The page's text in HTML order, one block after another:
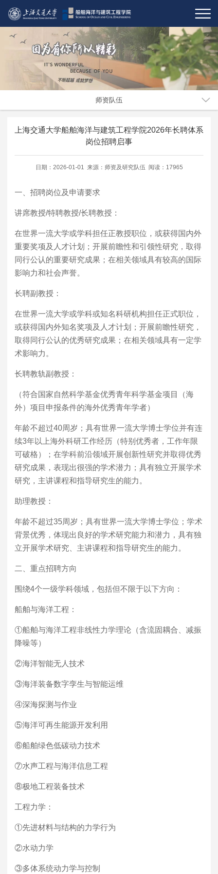
师资队伍
上海交通大学船舶海洋与建筑工程学院2026年长聘体系
岗位招聘启事
日期：2026-01-01 来源：师资及研究队伍 阅读：17965
一、招聘岗位及申请要求
讲席教授/特聘教授/长聘教授：
在世界一流大学或学科担任正教授职位，或获得国内外
重要奖项及人才计划；开展前瞻性和引领性研究，取得
同行公认的重要研究成果；在相关领域具有较高的国际
影响力和社会声誉。
长聘副教授：
在世界一流大学或学科或知名科研机构担任正式职位，
或获得国内外知名奖项及人才计划；开展前瞻性研究，
取得同行公认的优秀研究成果；在相关领域具有一定学
术影响力。
长聘教轨副教授：
（符合国家自然科学基金优秀青年科学基金项目（海
外）项目申报条件的海外优秀青年学者）
年龄不超过40周岁；具有世界一流大学博士学位并有连
续3年以上海外科研工作经历（特别优秀者，工作年限
可破格）；在学科前沿领域开展创新性研究并取得优秀
研究成果，表现出很强的学术潜力；具有独立开展学术
研究，主讲课程和指导研究生的能力。
助理教授：
年龄不超过35周岁；具有世界一流大学博士学位；学术
背景优秀，体现出良好的学术研究能力和潜力，具有独
立开展学术研究、主讲课程和指导研究生的能力。
二、重点招聘方向
围绕4个一级学科领域，包括但不限于以下方向：
船舶与海洋工程：
①船舶与海洋工程非线性力学理论（含流固耦合、减振
降噪等）
②海洋智能无人技术
③海洋装备数字孪生与智能运维
④深海探测与作业
⑤海洋可再生能源开发利用
⑥船舶绿色低碳动力技术
⑦水声工程与海洋信息工程
⑧极地工程装备技术
工程力学：
①先进材料与结构的力学行为
②水动力学
③多体系统动力学与控制